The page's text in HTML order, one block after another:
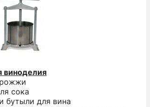
виноделия
сока
бутыли для вина